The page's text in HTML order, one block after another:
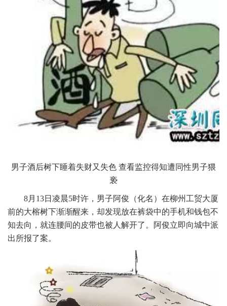
男子酒后树下睡着失财又失色 查看监控得知遭同性男子猥
亵
8月13日凌晨5时许，男子阿俊（化名）在柳州工贸大厦
前的大榕树下渐渐醒来，却发现放在裤袋中的手机和钱包不
知去向，就连腰间的皮带也被人解开了。阿俊立即向城中派
出所报了案。